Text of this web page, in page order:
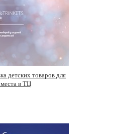
детских товаров для
в ТЦ